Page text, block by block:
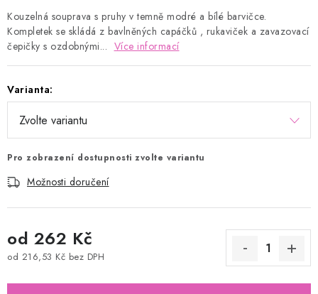
Kouzelná souprava s pruhy v temně modré a bílé barvičce.
Kompletek se skládá z bavlněných capáčků , rukaviček a zavazovací
čepičky s ozdobnými... Více informací
Varianta:
Pro zobrazení dostupnosti zvolte variantu
Možnosti doručení
od 262 Kč
od 216,53 Kč bez DPH